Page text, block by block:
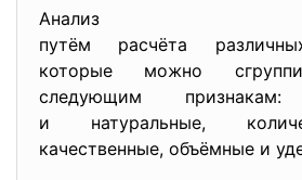
Анализ
путём расчёта
которые можно
следующим признакам:
и натуральные,
качественные, объёмные и